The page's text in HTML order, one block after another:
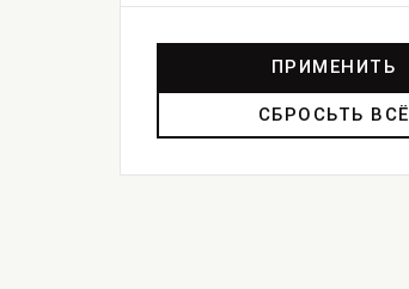
ПРИМЕНИТЬ
СБРОСЬТЬ ВСЁ